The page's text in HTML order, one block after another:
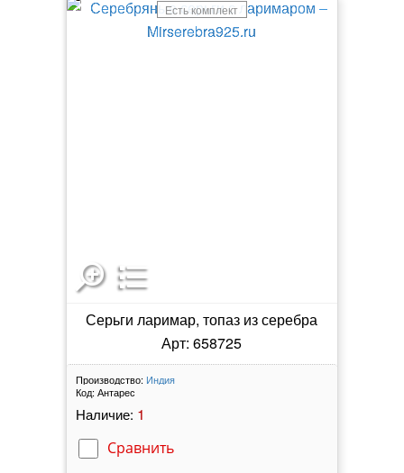
Есть комплект
Серьги ларимар, топаз из серебра
Арт: 658725
Производство: Индия
Код: Антарес
Наличие: 1
Сравнить